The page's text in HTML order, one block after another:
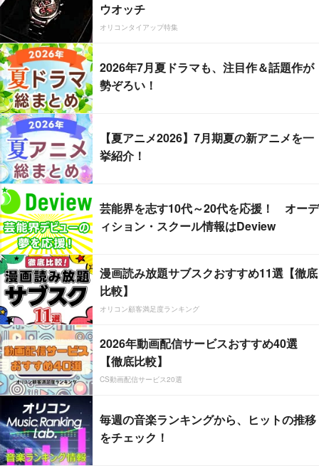
ウオッチ
オリコンタイアップ特集
2026年7月夏ドラマも、注目作＆話題作が
勢ぞろい！
【夏アニメ2026】7月期夏の新アニメを一
挙紹介！
芸能界を志す10代～20代を応援！ オーデ
ィション・スクール情報はDeview
漫画読み放題サブスクおすすめ11選【徹底
比較】
オリコン顧客満足度ランキング
2026年動画配信サービスおすすめ40選
【徹底比較】
CS動画配信サービス20選
毎週の音楽ランキングから、ヒットの推移
をチェック！